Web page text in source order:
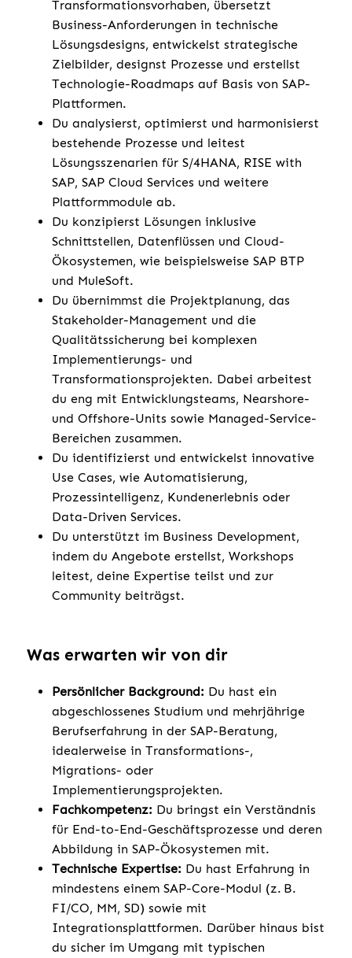
Transformationsvorhaben, übersetzt
Business-Anforderungen in technische
Lösungsdesigns, entwickelst strategische
Zielbilder, designst Prozesse und erstellst
Technologie-Roadmaps auf Basis von SAP-
Plattformen.
Du analysierst, optimierst und harmonisierst
bestehende Prozesse und leitest
Lösungsszenarien für S/4HANA, RISE with
SAP, SAP Cloud Services und weitere
Plattformmodule ab.
Du konzipierst Lösungen inklusive
Schnittstellen, Datenflüssen und Cloud-
Ökosystemen, wie beispielsweise SAP BTP
und MuleSoft.
Du übernimmst die Projektplanung, das
Stakeholder-Management und die
Qualitätssicherung bei komplexen
Implementierungs- und
Transformationsprojekten. Dabei arbeitest
du eng mit Entwicklungsteams, Nearshore-
und Offshore-Units sowie Managed-Service-
Bereichen zusammen.
Du identifizierst und entwickelst innovative
Use Cases, wie Automatisierung,
Prozessintelligenz, Kundenerlebnis oder
Data-Driven Services.
Du unterstützt im Business Development,
indem du Angebote erstellst, Workshops
leitest, deine Expertise teilst und zur
Community beiträgst.
Was erwarten wir von dir
Persönlicher Background: Du hast ein
abgeschlossenes Studium und mehrjährige
Berufserfahrung in der SAP-Beratung,
idealerweise in Transformations-,
Migrations- oder
Implementierungsprojekten.
Fachkompetenz: Du bringst ein Verständnis
für End-to-End-Geschäftsprozesse und deren
Abbildung in SAP-Ökosystemen mit.
Technische Expertise: Du hast Erfahrung in
mindestens einem SAP-Core-Modul (z. B.
FI/CO, MM, SD) sowie mit
Integrationsplattformen. Darüber hinaus bist
du sicher im Umgang mit typischen